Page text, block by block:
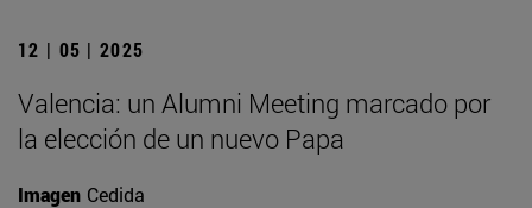
12 | 05 | 2025
Valencia: un Alumni Meeting marcado por
la elección de un nuevo Papa
Imagen Cedida